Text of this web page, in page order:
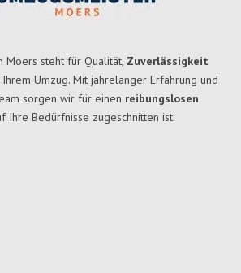
Moers steht für Qualität, Zuverlässigkeit
Umzug. Mit jahrelanger Erfahrung und
sorgen wir für einen reibungslosen
Ihre Bedürfnisse zugeschnitten ist.